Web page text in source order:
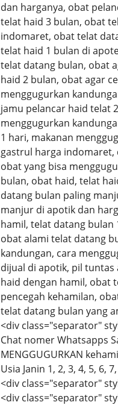
dan harganya, obat
telat haid 3 bulan, obat
indomaret, obat telat
telat haid 1 bulan di
telat datang bulan, obat
haid 2 bulan, obat agar
menggugurkan
jamu pelancar haid telat
menggugurkan
1 hari, makanan
gastrul harga indomaret,
obat yang bisa
bulan, obat haid, telat
datang bulan paling
manjur di apotik dan
hamil, telat datang bulan
obat alami telat datang
kandungan, cara
dijual di apotik, pil tuntas
haid dengan hamil, obat
pencegah kehamilan,
telat datang bulan yang
<div class="separator"
Chat nomer Whatsapps
MENGGUGURKAN
Usia Janin 1, 2, 3, 4, 5, 6,
<div class="separator"
<div class="separator"